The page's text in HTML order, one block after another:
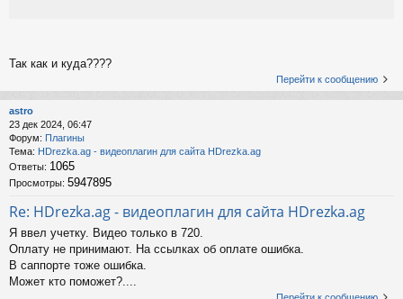
Так как и куда????
Перейти к сообщению
astro
23 дек 2024, 06:47
Форум: Плагины
Тема: HDrezka.ag - видеоплагин для сайта HDrezka.ag
Ответы: 1065
Просмотры: 5947895
Re: HDrezka.ag - видеоплагин для сайта HDrezka.ag
Я ввел учетку. Видео только в 720.
Оплату не принимают. На ссылках об оплате ошибка.
В саппорте тоже ошибка.
Может кто поможет?....